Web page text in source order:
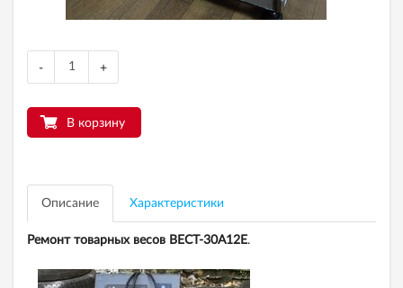
- +
В корзину
Описание Характеристики
Ремонт товарных весов ВЕСТ-30А12Е.